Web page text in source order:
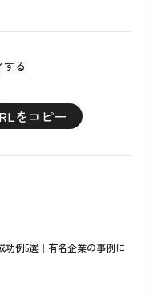
る
をコピー
功例5選｜有名企業の事例に